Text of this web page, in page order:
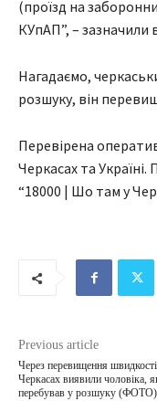
(проїзд на
КУпАП”, – зазначили
Нагадаємо,
розшуку, він
Перевірена
Черкасах та
“18000 | Шо там у
Previous article
Через перевищення
Черкасах виявили чоловіка,
перебував у розшуку (ФОТО)